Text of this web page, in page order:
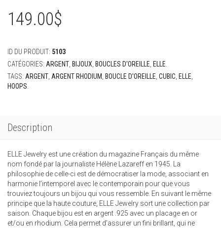
149.00$
ID DU PRODUIT: 5103
CATÉGORIES: ARGENT BIJOUX BOUCLES D'OREILLE ELLE
TAGS: ARGENT ARGENT RHODIUM BOUCLE D'OREILLE CUBIC ELLE
HOOPS
Description
ELLE Jewelry est une création du magazine Français du même
nom fondé par la journaliste Hélène Lazareff en 1945. La
philosophie de celle-ci est de démocratiser la mode, associant en
harmonie l’intemporel avec le contemporain pour que vous
trouviez toujours un bijou qui vous ressemble. En suivant le même
principe que la haute couture, ELLE Jewelry sort une collection par
saison. Chaque bijou est en argent .925 avec un placage en or
et/ou en rhodium. Cela permet d’assurer un fini brillant, qui ne